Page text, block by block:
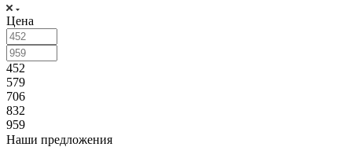
Цена
452
579
706
832
959
Наши предложения